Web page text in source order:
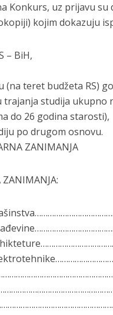
Konkurs, uz prijavu
kojim dokazuju
– BiH,
teret budžeta RS)
studija ukupno
do 26 godina starosti),
po drugom osnovu.
ZANIMANJA
ZANIMANJA: